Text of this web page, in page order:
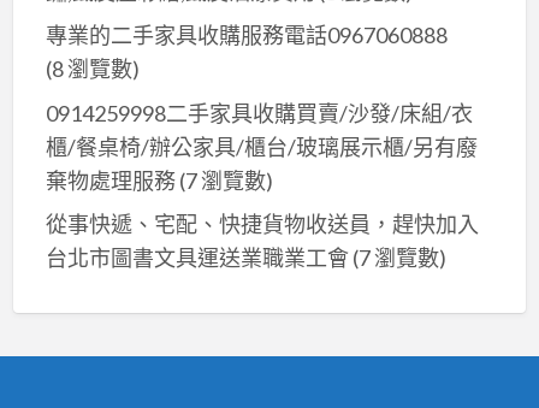
專業的二手家具收購服務電話0967060888
(8 瀏覽數)
0914259998二手家具收購買賣/沙發/床組/衣
櫃/餐桌椅/辦公家具/櫃台/玻璃展示櫃/另有廢
棄物處理服務(7 瀏覽數)
從事快遞、宅配、快捷貨物收送員，趕快加入
台北市圖書文具運送業職業工會 (7 瀏覽數)